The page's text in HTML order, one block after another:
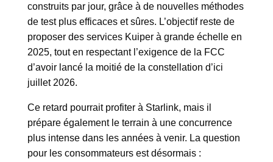
construits par jour, grâce à de nouvelles méthodes
de test plus efficaces et sûres. L’objectif reste de
proposer des services Kuiper à grande échelle en
2025, tout en respectant l’exigence de la FCC
d’avoir lancé la moitié de la constellation d’ici
juillet 2026.
Ce retard pourrait profiter à Starlink, mais il
prépare également le terrain à une concurrence
plus intense dans les années à venir. La question
pour les consommateurs est désormais :